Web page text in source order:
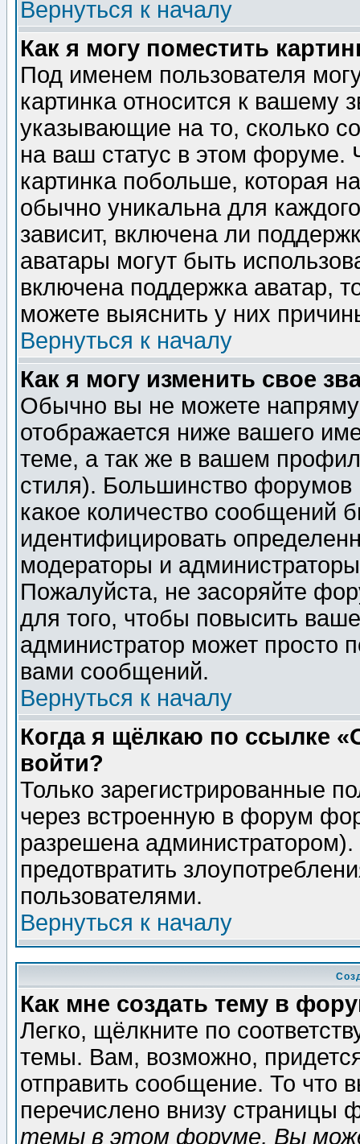
Вернуться к началу
Как я могу поместить
Под именем пользователя
картинка относится к вашему
указывающие на то, сколько
на ваш статус в этом форуме.
картинка побольше, которая
обычно уникальна для
зависит, включена ли
аватары могут быть
включена поддержка аватар,
можете выяснить у них
Вернуться к началу
Как я могу изменить свое
Обычно вы не можете
отображается ниже вашего
теме, а так же в вашем
стиля). Большинство форумов
какое количество сообщений
идентифицировать
модераторы и
Пожалуйста, не засоряйте
для того, чтобы повысить
администратор может просто
вами сообщений.
Вернуться к началу
Когда я щёлкаю по ссылке
войти?
Только зарегистрированные
через встроенную в форум
разрешена
предотвратить
пользователями.
Вернуться к началу
Как мне создать тему в
Легко, щёлкните по
темы. Вам, возможно,
отправить сообщение. То что
перечислено внизу страницы
темы в этом форуме, Вы